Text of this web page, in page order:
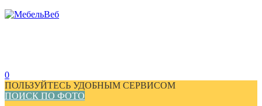
0
ПОЛЬЗУЙТЕСЬ УДОБНЫМ СЕРВИСОМ
ПОИСК ПО ФОТО